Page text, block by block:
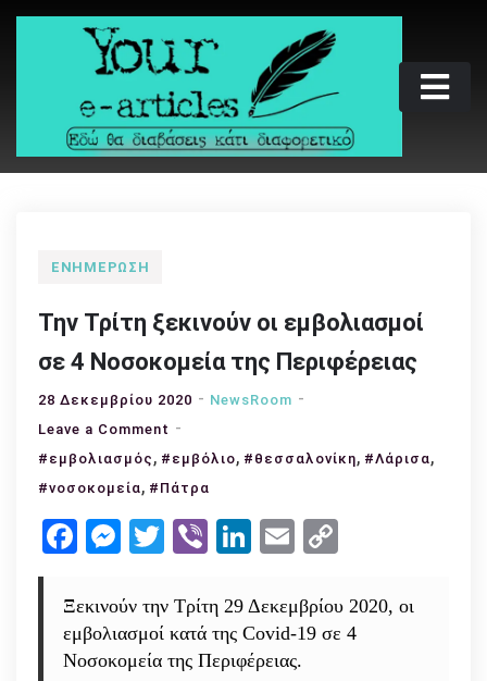
Skip
Your e-articles
Εδώ θα διαβάσεις κάτι διαφορετικό
ΕΝΗΜΈΡΩΣΗ
Την Τρίτη ξεκινούν οι εμβολιασμοί
σε 4 Νοσοκομεία της Περιφέρειας
28 Δεκεμβρίου 2020
NewsRoom
Leave a Comment on
Την
Τρίτη
οι
4
Νοσοκομεία
της
#εμβολιασμός , #εμβόλιο, #θεσσαλονίκη, #Λάρισα,
#νοσοκομεία, #Πάτρα
Facebook
Messenger
Twitter
ViberLinkedIn
Email
Ξεκινούν την Τρίτη 29 Δεκεμβρίου 2020, οι
εμβολιασμοί κατά της Covid-19 σε 4
Νοσοκομεία της Περιφέρειας.